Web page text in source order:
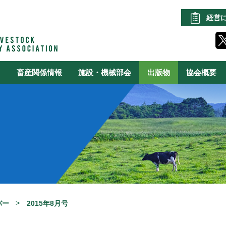
経営
畜産関係情報 施設・機械部会 出版物 協会概要
ー 2015年8月号